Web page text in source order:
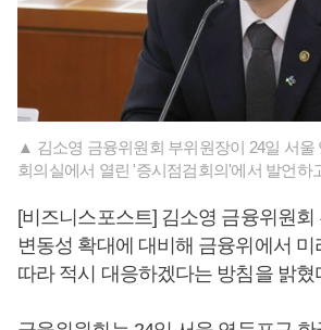
▲ 김소영 금융위원회 부위원장이 24일 서울
회의실에서 열린 '증시점검회의'에서 발언하
[비즈니스포스트] 김소영 금융위원회
변동성 확대에 대비해 금융위에서 미
따라 적시 대응하겠다는 방침을 밝혔